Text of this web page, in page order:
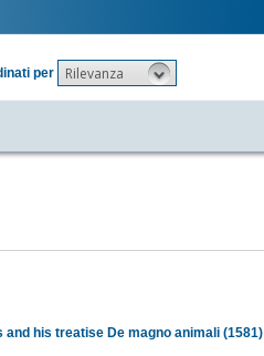
per Rilevanza
his treatise De magno animali (1581)